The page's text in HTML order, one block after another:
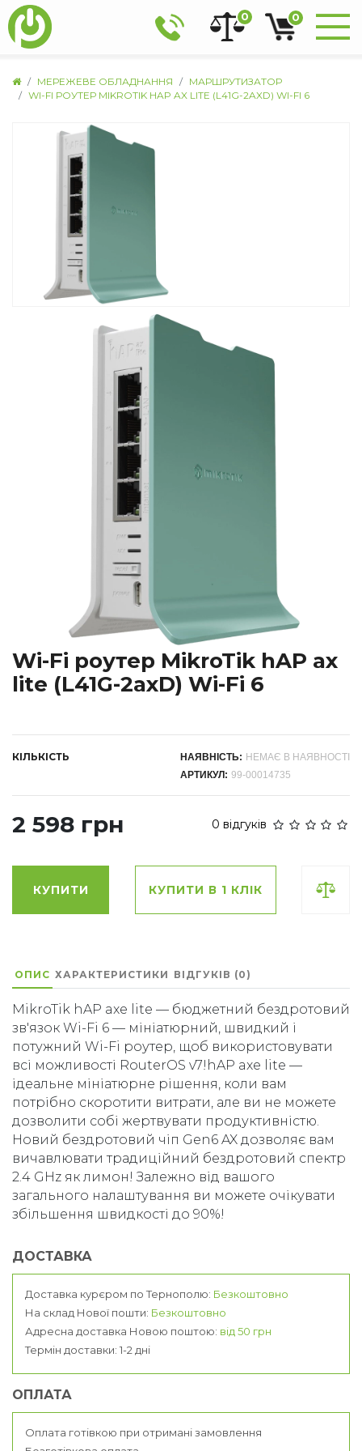
0 0
МЕРЕЖЕВЕ ОБЛАДНАННЯ
МАРШРУТИЗАТОР
WI-FI РОУТЕР MIKROTIK HAP AX LITE (L41G-2AXD) WI-FI 6
Wi-Fi роутер MikroTik hAP ax
lite (L41G-2axD) Wi-Fi 6
КІЛЬКІСТЬ НАЯВНІСТЬ: НЕМАЄ В НАЯВНОСТІ
АРТИКУЛ: 99-00014735
2 598 грн 0 відгуків
КУПИТИ КУПИТИ В 1 КЛІК
ОПИС ХАРАКТЕРИСТИКИ ВІДГУКІВ (0)
MikroTik hAP axe lite — бюджетний бездротовий
зв'язок Wi-Fi 6 — мініатюрний, швидкий і
потужний Wi-Fi роутер, щоб використовувати
всі можливості RouterOS v7!hAP axe lite —
ідеальне мініатюрне рішення, коли вам
потрібно скоротити витрати, але ви не можете
дозволити собі жертвувати продуктивністю.
Новий бездротовий чіп Gen6 AX дозволяє вам
вичавлювати традиційний бездротовий спектр
2.4 GHz як лимон! Залежно від вашого
загального налаштування ви можете очікувати
збільшення швидкості до 90%!
ДОСТАВКА
Доставка курєром по Тернополю: Безкоштовно
На склад Нової пошти: Безкоштовно
Адресна доставка Новою поштою: від 50 грн
Термін доставки: 1-2 дні
ОПЛАТА
Оплата готівкою при отримані замовлення